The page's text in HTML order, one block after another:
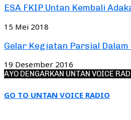
ESA FKIP Untan Kembali
15 Mei 2018
Gelar Kegiatan Parsial
19 Desember 2016
AYO DENGARKAN UNTAN VOICE
GO TO UNTAN VOICE RADIO